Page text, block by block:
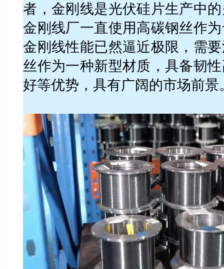
者，金刚线是光伏硅片生产中
金刚线厂一直使用高碳钢丝作
金刚线性能已然逼近极限，需
丝作为一种新型材质，具备韧
好等优势，具有广阔的市场前景